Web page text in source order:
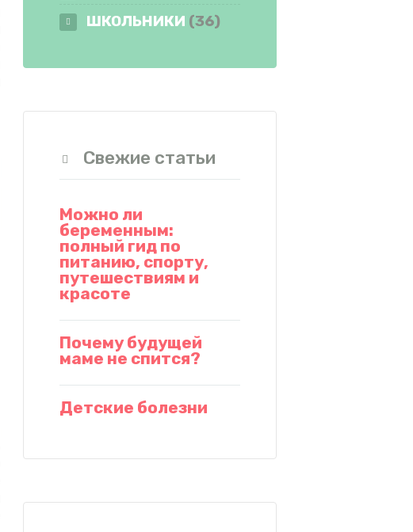
ШКОЛЬНИКИ (36)
Свежие статьи
Можно ли
беременным:
полный гид по
питанию, спорту,
путешествиям и
красоте
Почему будущей
маме не спится?
Детские болезни